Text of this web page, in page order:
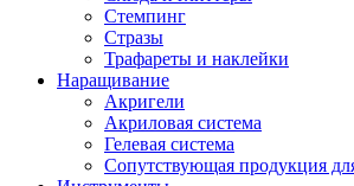
Стемпинг
Стразы
Трафареты и наклейки
Наращивание
Акригели
Акриловая система
Гелевая система
Сопутствующая продукция